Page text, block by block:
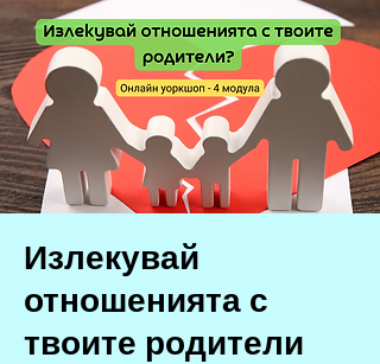
Излекувай
отношенията с
твоите родители